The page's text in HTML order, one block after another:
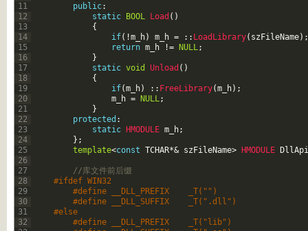
11
12
13
14
15
16
17
18
19
20
21
22
23
24
25
26
27
28
29
30
31
32
public:
static
BOOL Load ( )
{
if( !m_h) m_h = :: LoadLibrary( szFileName) ;
return m_h != NULL;
}
static void Unload ( )
{
if(m_h) :: FreeLibrary(m_h) ;
m_h = NULL;
}
protected :
static
HMODULE m_h;
} ;
template<const TCHAR*& szFileName> HMODULE DllApi
//库文件前后缀
#ifdef WIN32
#define __DLL_PREFIX    _T("")
#define __DLL_SUFFIX    _T(".dll")
#else
#define __DLL_PREFIX    _T("lib")